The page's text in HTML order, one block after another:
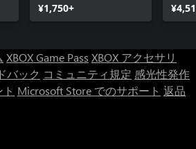
¥1,750+
XBOX Game Pass XBOX アクセサリ
バック コミュニティ規定 感光性発作
Microsoft Store でのサポート 返品